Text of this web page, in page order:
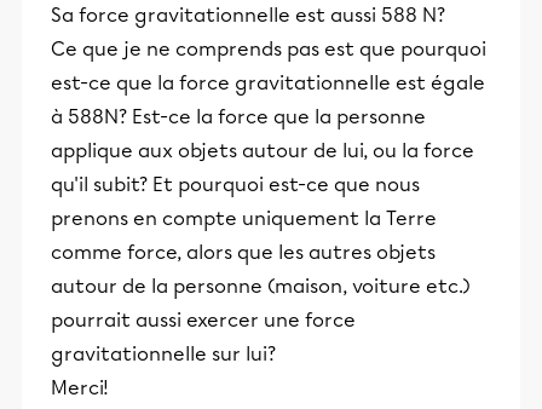
Sa force gravitationnelle est aussi 588 N?
Ce que je ne comprends pas est que pourquoi
est-ce que la force gravitationnelle est égale
à 588N? Est-ce la force que la personne
applique aux objets autour de lui, ou la force
qu'il subit? Et pourquoi est-ce que nous
prenons en compte uniquement la Terre
comme force, alors que les autres objets
autour de la personne (maison, voiture etc.)
pourrait aussi exercer une force
gravitationnelle sur lui?
Merci!